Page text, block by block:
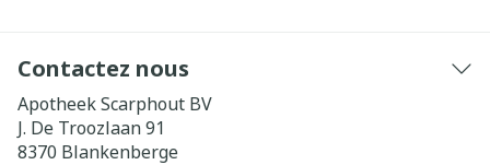
Contactez nous
Apotheek Scarphout BV
J. De Troozlaan 91
8370 Blankenberge